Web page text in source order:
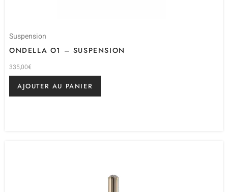
Suspension
ONDELLA O1 – SUSPENSION
335,00€
AJOUTER AU PANIER